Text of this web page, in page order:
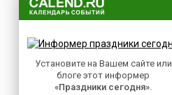
Италия
Казахстан
Камерун
Канада
Независимые
Природные
Медицинские
Посты
Установите на Вашем сайте или
блоге этот информер
«Праздники сегодня».